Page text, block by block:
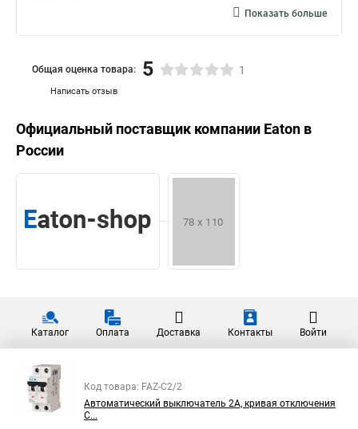
Показать больше
Написать отзыв
Общая оценка товара: 5 1
Официальный поставщик компании Eaton в
России
Каталог Оплата Доставка Контакты Войти
Код товара: FAZ-C2/2
Автоматический выключатель 2А, кривая отключения
C...